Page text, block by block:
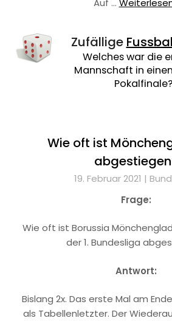
Auf …
Zufällige
Welches war die
Mannschaft in
Pokalfinale?
Wie oft ist
19. Februar 2021 |
Frage:
Wie oft ist Borussia
der 1. Bundesliga
Antwort:
Bislang 2x. Das erste Mal am
als Tabellenletzter. Der